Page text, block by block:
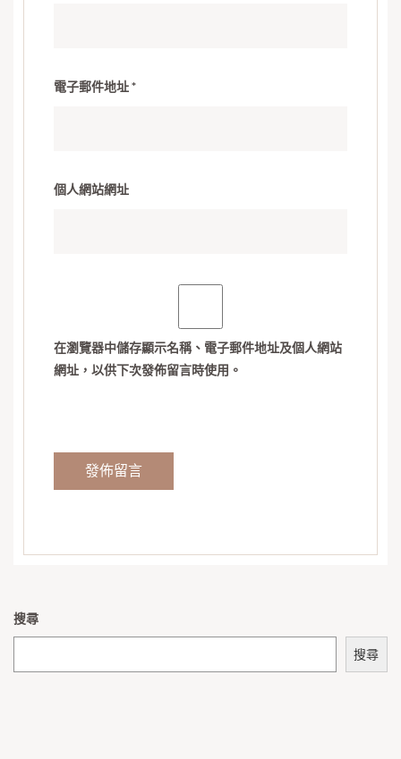
電子郵件地址*
個人網站網址
在瀏覽器中儲存顯示名稱、電子郵件地址及個人網站
網址，以供下次發佈留言時使用。
搜尋
搜尋